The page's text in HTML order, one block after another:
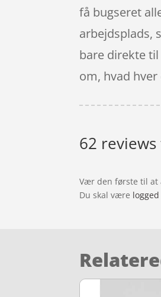
få bugseret
arbejdsplads,
bare direkte
om, hvad
62
Vær den første til at
Du skal være